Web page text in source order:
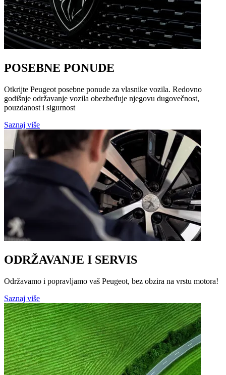
POSEBNE PONUDE
Otkrijte Peugeot posebne ponude za vlasnike vozila. Redovno
godišnje održavanje vozila obezbeđuje njegovu dugovečnost,
pouzdanost i sigurnost
Saznaj više
ODRŽAVANJE I SERVIS
Održavamo i popravljamo vaš Peugeot, bez obzira na vrstu motora!
Saznaj više